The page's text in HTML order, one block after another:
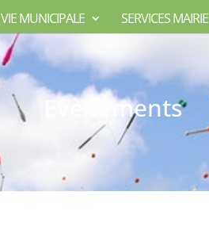
VIE MUNICIPALE SERVICES MAIRIE
Evènements